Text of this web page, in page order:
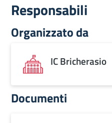
Responsabili
Organizzato da
IC Bricherasio
Documenti